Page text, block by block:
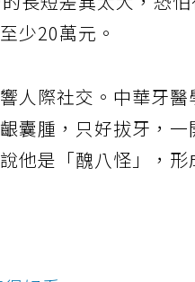
長短差異太大，恐
少20萬元。
人際社交。中華牙
囊腫，只好拔牙，
他是「醜八怪」，形